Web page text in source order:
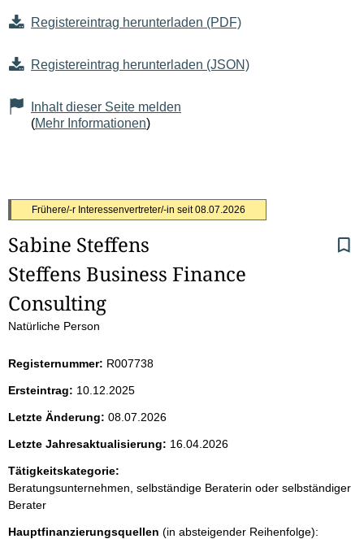
Registereintrag herunterladen (PDF)
Registereintrag herunterladen (JSON)
Inhalt dieser Seite melden
(Mehr Informationen)
S
e
i
t
e
n
i
n
h
a
Frühere/-r Interessenvertreter/-in seit 08.07.2026
Sabine Steffens
Steffens Business Finance
Consulting
Natürliche Person
Registernummer: R007738
Ersteintrag: 10.12.2025
Letzte Änderung: 08.07.2026
Letzte Jahresaktualisierung: 16.04.2026
Tätigkeitskategorie:
Beratungsunternehmen, selbständige Beraterin oder selbständiger
Berater
Hauptfinanzierungsquellen (in absteigender Reihenfolge):